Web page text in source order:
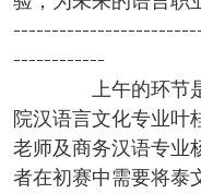
------------
上午的环节是中
院汉语言文化专业叶
老师及商务汉语专业
者在初赛中需要将泰